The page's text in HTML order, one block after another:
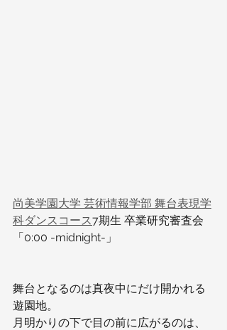
尚美学園大学 芸術情報学部 舞台表現学
科ダンスコース7期生 卒業研究審査会
「0:00 -midnight-」
舞台となるのは真夜中にだけ開かれる
遊園地。
月明かりの下で目の前に広がるのは、